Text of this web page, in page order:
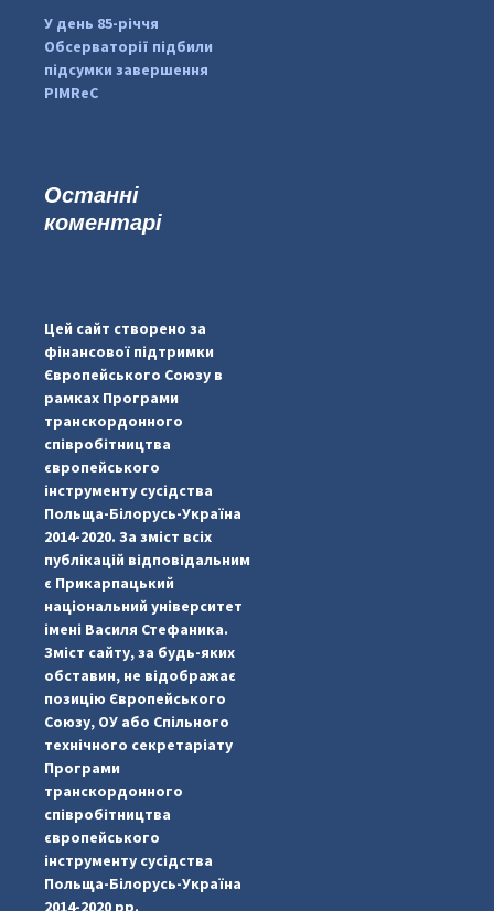
pimrec_project
#PipIvanToday
pimrec_project
У день 85-річчя
Обсерваторії підбили
підсумки завершення
PIMReC
Останні
коментарі
Цей сайт створено за
фінансової підтримки
Європейського Союзу в
рамках Програми
транскордонного
співробітництва
європейського
інструменту сусідства
Польща-Білорусь-Україна
2014-2020. За зміст всіх
публікацій відповідальним
є Прикарпацький
національний університет
імені Василя Стефаника.
Зміст сайту, за будь-яких
обставин, не відображає
позицію Європейського
Союзу, ОУ або Спільного
технічного секретаріату
Програми
транскордонного
співробітництва
європейського
інструменту сусідства
Польща-Білорусь-Україна
2014-2020 рр.